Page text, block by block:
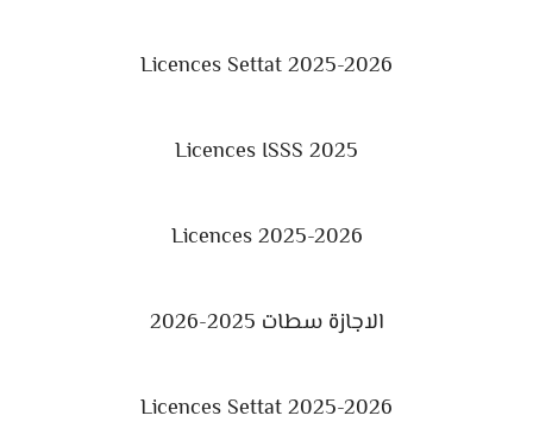
Licences Settat 2025-2026
Licences ISSS 2025
Licences 2025-2026
الاجازة سطات 2025-2026
Licences Settat 2025-2026